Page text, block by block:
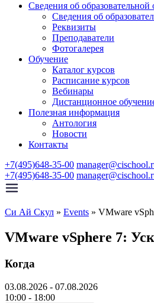
Сведения об образовательной
Сведения об
Реквизиты
Преподаватели
Фотогалерея
Обучение
Каталог курсов
Расписание курсов
Вебинары
Дистанционное
Полезная информация
Антология
Новости
Контакты
+7(495)648-35-00
+7(495)648-35-00
Си Ай Скул » Events » VMware
VMware vSphere 7:
Когда
03.08.2026 - 07.08.2026
10:00 - 18:00